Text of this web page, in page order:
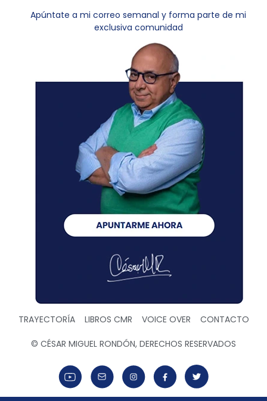
Apúntate a mi correo semanal y forma parte de mi
exclusiva comunidad
TRAYECTORÍA LIBROS CMR VOICE OVER CONTACTO
© CÉSAR MIGUEL RONDÓN, DERECHOS RESERVADOS